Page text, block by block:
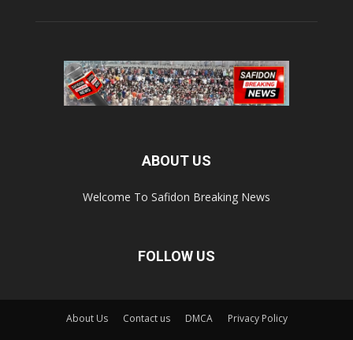
ABOUT US
Welcome To Safidon Breaking News
FOLLOW US
About Us Contact us DMCA Privacy Policy